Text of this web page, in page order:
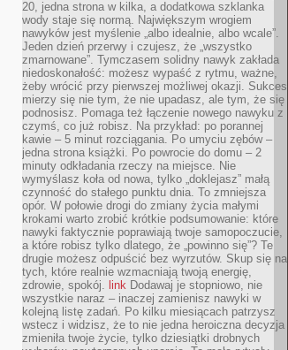
20, jedna strona w kilka, a dodatkowa szklanka
wody staje się normą. Największym wrogiem
nawyków jest myślenie „albo idealnie, albo wcale”.
Jeden dzień przerwy i czujesz, że „wszystko
zmarnowane”. Tymczasem solidny nawyk zakłada
niedoskonałość: możesz wypaść z rytmu, ważne,
żeby wrócić przy pierwszej możliwej okazji. Sukces
mierzy się nie tym, że nie upadasz, ale tym, że się
podnosisz. Pomaga też łączenie nowego nawyku z
czymś, co już robisz. Na przykład: po porannej
kawie – 5 minut rozciągania. Po umyciu zębów –
jedna strona książki. Po powrocie do domu – 2
minuty odkładania rzeczy na miejsce. Nie
wymyślasz koła od nowa, tylko „doklejasz” małą
czynność do stałego punktu dnia. To zmniejsza
opór. W połowie drogi do zmiany życia małymi
krokami warto zrobić krótkie podsumowanie: które
nawyki faktycznie poprawiają twoje samopoczucie,
a które robisz tylko dlatego, że „powinno się”? Te
drugie możesz odpuścić bez wyrzutów. Skup się na
tych, które realnie wzmacniają twoją energię,
zdrowie, spokój. link Dodawaj je stopniowo, nie
wszystkie naraz – inaczej zamienisz nawyki w
kolejną listę zadań. Po kilku miesiącach patrzysz
wstecz i widzisz, że to nie jedna heroiczna decyzja
zmieniła twoje życie, tylko dziesiątki drobnych